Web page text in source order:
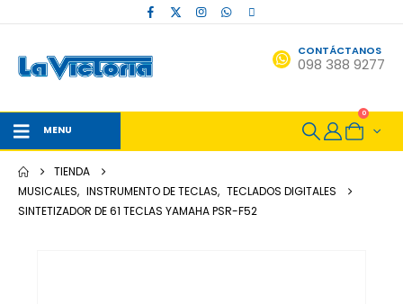
CONTÁCTANOS
098 388 9277
MENU
0
TIENDA
MUSICALES, INSTRUMENTO DE TECLAS, TECLADOS DIGITALES
SINTETIZADOR DE 61 TECLAS YAMAHA PSR-F52